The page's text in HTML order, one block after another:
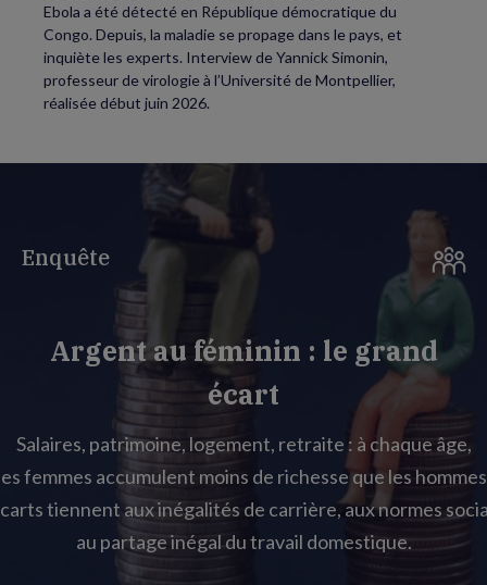
Ebola a été détecté en République démocratique du
Congo. Depuis, la maladie se propage dans le pays, et
inquiète les experts. Interview de Yannick Simonin,
professeur de virologie à l’Université de Montpellier,
réalisée début juin 2026.
Enquête
Argent au féminin : le grand
écart
Salaires, patrimoine, logement, retraite : à chaque âge,
femmes accumulent moins de richesse que les
tiennent aux inégalités de carrière, aux normes
au partage inégal du travail domestique.